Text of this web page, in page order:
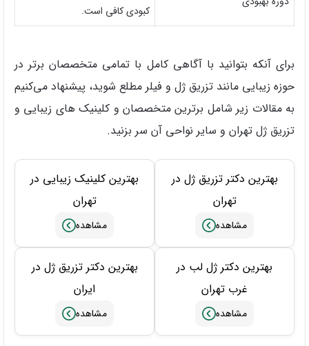
کبودی کافی است.
برای آنکه بتوانید با آگاهی کامل با تمامی متخصصان برتر در
حوزه زیبایی مانند تزریق ژل و فیلر مطلع شوید، پیشنهاد می‌کنیم
به مقالات زیر شامل برترین متخصصان و کلینیک های زیبایی و
تزریق ژل تهران و سایر نواحی آن سر بزنید.
بهترین دکتر تزریق ژل در
تهران
بهترین کلینیک زیبایی در
تهران
بهترین دکتر ژل لب در
غرب تهران
بهترین دکتر تزریق ژل در
ایران